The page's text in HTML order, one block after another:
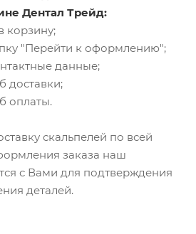
Дентал Трейд:
корзину;
"Перейти к оформлению";
данные;
доставки;
оплаты.
скальпелей по всей
заказа наш
с Вами для подтверждения
деталей.